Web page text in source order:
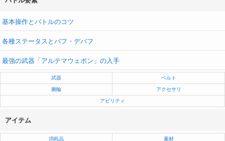
基本操作とバトルのコツ
各種ステータスとバフ・デバフ
最強の武器「アルテマウェポン」の入手
武器 ベルト
腕輪 アクセサリ
アビリティ
アイテム
消耗品 素材